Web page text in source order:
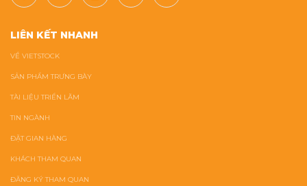
LIÊN KẾT NHANH
VỀ VIETSTOCK
SẢN PHẨM TRƯNG BÀY
TÀI LIỆU TRIỂN LÃM
TIN NGÀNH
ĐẶT GIAN HÀNG
KHÁCH THAM QUAN
ĐĂNG KÝ THAM QUAN